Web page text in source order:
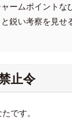
ームポイントな
鋭い考察を見せ
止令
です。